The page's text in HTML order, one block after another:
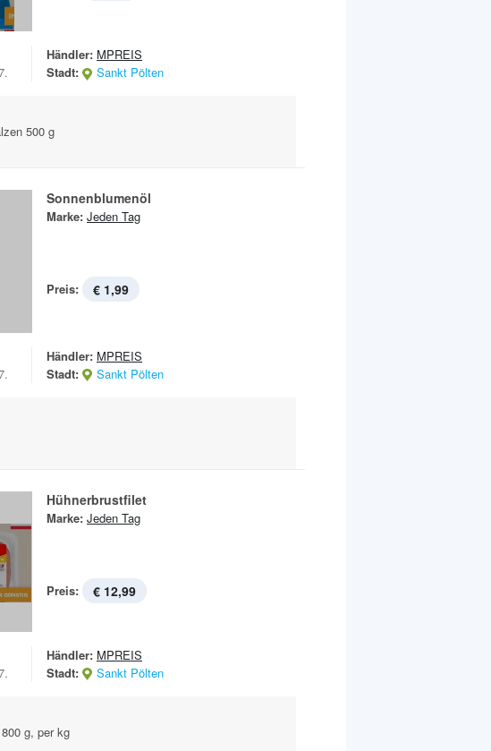
Händler: MPREIS
Stadt:
Sankt Pölten
500 g
Sonnenblumenöl
Marke: Jeden Tag
Preis: € 1,99
Händler: MPREIS
Stadt:
Sankt Pölten
Hühnerbrustfilet
Marke: Jeden Tag
Preis: € 12,99
Händler: MPREIS
Stadt:
Sankt Pölten
g, per kg